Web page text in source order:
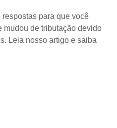
respostas para que você
mudou de tributação devido
Leia nosso artigo e saiba